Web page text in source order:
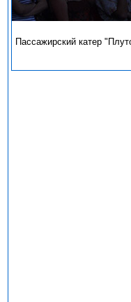
Пассажирский катер